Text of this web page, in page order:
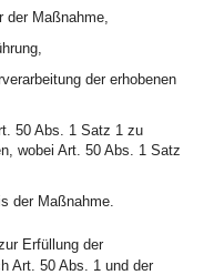
der Maßnahme,
der erhobenen
50 Abs. 1 Satz 1 zu
wobei Art. 50 Abs. 1 Satz
der Maßnahme.
Erfüllung der
Art. 50 Abs. 1 und der